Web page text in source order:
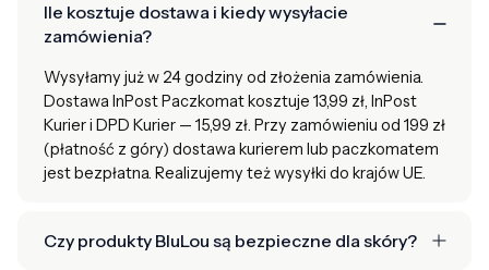
Ile kosztuje dostawa i kiedy wysyłacie
zamówienia?
Wysyłamy już w 24 godziny od złożenia zamówienia.
Dostawa InPost Paczkomat kosztuje 13,99 zł, InPost
Kurier i DPD Kurier — 15,99 zł. Przy zamówieniu od 199 zł
(płatność z góry) dostawa kurierem lub paczkomatem
jest bezpłatna. Realizujemy też wysyłki do krajów UE.
Czy produkty BluLou są bezpieczne dla skóry?